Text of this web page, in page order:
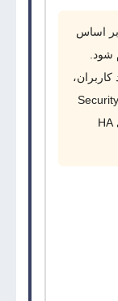
بر اساس
شود.
HA